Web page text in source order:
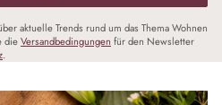
aktuelle Trends rund um das Thema Wohnen
dieVersandbedingungen für den Newsletter
.